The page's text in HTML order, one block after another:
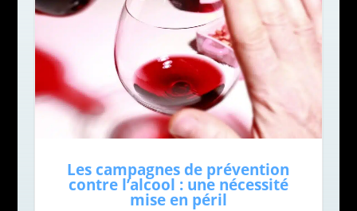
Les campagnes de prévention
contre l’alcool : une nécessité
mise en péril